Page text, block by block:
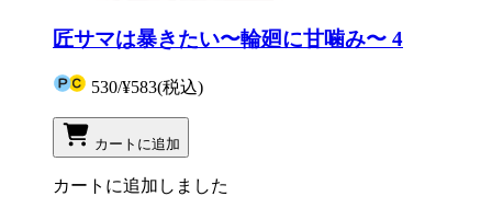
匠サマは暴きたい〜輪廻に甘噛み〜 4
530/¥583(税込)
カートに追加
カートに追加しました